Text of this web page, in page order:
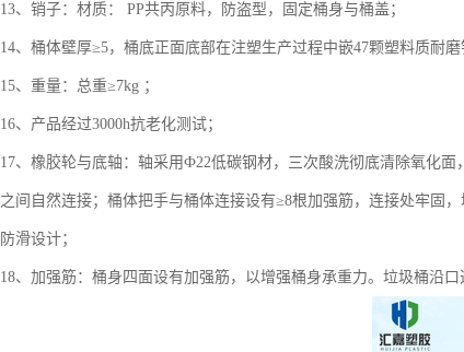
13、销子：材质： PP共丙原料，防盗型，固定桶身与桶盖；
14、桶体壁厚≥5，桶底正面底部在注塑生产过程中嵌47颗塑料质耐磨
15、重量：总重≥7kg ；
16、产品经过3000h抗老化测试；
17、橡胶轮与底轴：轴采用Ф22低碳钢材，三次酸洗彻底清除氧化
之间自然连接；桶体把手与桶体连接设有≥8根加强筋，连接处牢固
防滑设计；
18、加强筋：桶身四面设有加强筋，以增强桶身承重力。垃圾桶沿